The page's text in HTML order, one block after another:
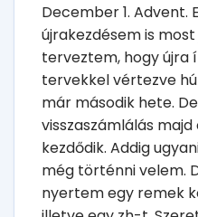
December 1. Advent.
újrakezdésem is
terveztem, hogy újra
tervekkel vértezve
már második hete.
visszaszámlálás
kezdődik. Addig
még történni velem.
nyertem egy remek